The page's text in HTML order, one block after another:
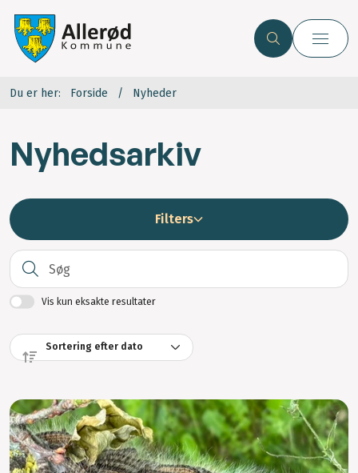
Du er her: Forside Nyheder
Nyhedsarkiv
Filters
Vis kun eksakte resultater